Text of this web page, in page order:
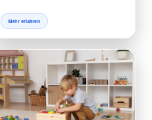
Mehr erfahren